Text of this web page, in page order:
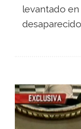
levantado